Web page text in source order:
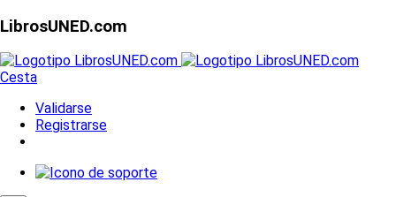
LibrosUNED.com
Cesta
Validarse
Registrarse